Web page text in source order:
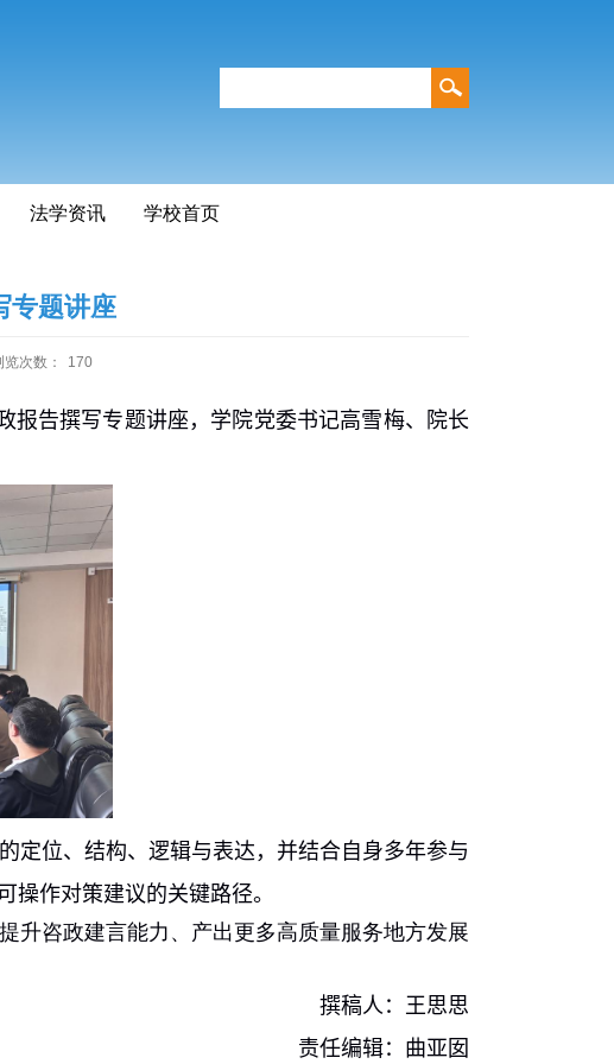
法学资讯 学校首页
专题讲座
览次数： 170
报告撰写专题讲座，学院党委书记高雪梅、院长
定位、结构、逻辑与表达，并结合自身多年参与
作对策建议的关键路径。
升咨政建言能力、产出更多高质量服务地方发展
撰稿人：王思思
责任编辑：曲亚囡